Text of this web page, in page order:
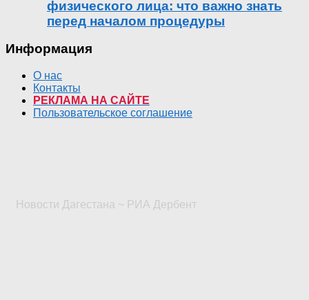
физического лица: что важно знать
перед началом процедуры
Информация
О нас
Контакты
РЕКЛАМА НА САЙТЕ
Пользовательское соглашение
Новости Дагестана ~ РИА Дербент